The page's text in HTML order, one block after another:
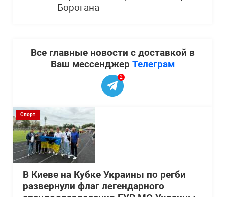
Борогана
Все главные новости с доставкой в
Ваш мессенджер Телеграм
2
Спорт
В Киеве на Кубке Украины по регби
развернули флаг легендарного